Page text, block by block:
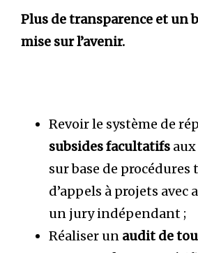
Plus de transparence et un
mise sur l’avenir.
Revoir le système de
subsides facultatifs
sur base de
d’appels à projets
un jury indépendant ;
Réaliser un audit de